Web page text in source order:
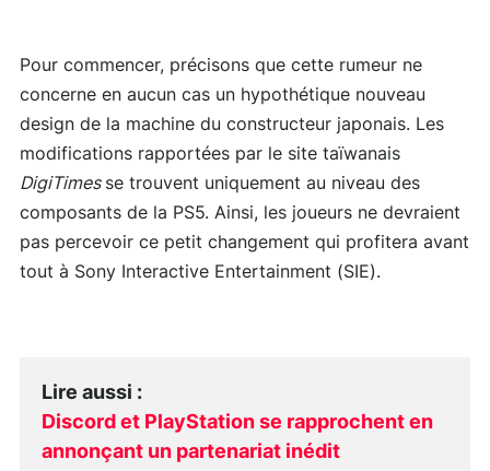
Pour commencer, précisons que cette rumeur ne
concerne en aucun cas un hypothétique nouveau
design de la machine du constructeur japonais. Les
modifications rapportées par le site taïwanais
DigiTimes se trouvent uniquement au niveau des
composants de la PS5. Ainsi, les joueurs ne devraient
pas percevoir ce petit changement qui profitera avant
tout à Sony Interactive Entertainment (SIE).
Lire aussi :
Discord et PlayStation se rapprochent en
annonçant un partenariat inédit